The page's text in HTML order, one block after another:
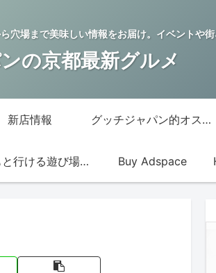
穴場まで美味しい情報をお届け。イベントや
の京都最新グルメ
新店情報 グッチジャパン的オススメ店
子どもと行ける遊び場・お店 Buy Adspace